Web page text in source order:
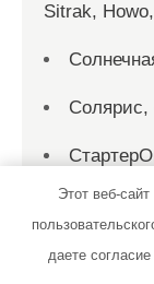
Sitrak,
Солярис,
СТО
СТО
Этот веб-
даете